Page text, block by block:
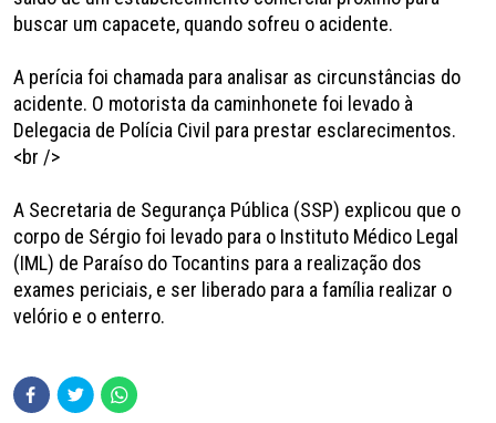
buscar um capacete, quando sofreu o acidente.
A perícia foi chamada para analisar as circunstâncias do
acidente. O motorista da caminhonete foi levado à
Delegacia de Polícia Civil para prestar esclarecimentos.
<br />
A Secretaria de Segurança Pública (SSP) explicou que o
corpo de Sérgio foi levado para o Instituto Médico Legal
(IML) de Paraíso do Tocantins para a realização dos
exames periciais, e ser liberado para a família realizar o
velório e o enterro.